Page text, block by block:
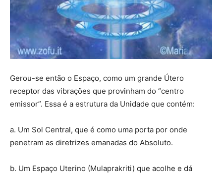
Gerou-se então o Espaço, como um grande Útero
receptor das vibrações que provinham do “centro
emissor”. Essa é a estrutura da Unidade que contém:
a. Um Sol Central, que é como uma porta por onde
penetram as diretrizes emanadas do Absoluto.
b. Um Espaço Uterino (Mulaprakriti) que acolhe e dá